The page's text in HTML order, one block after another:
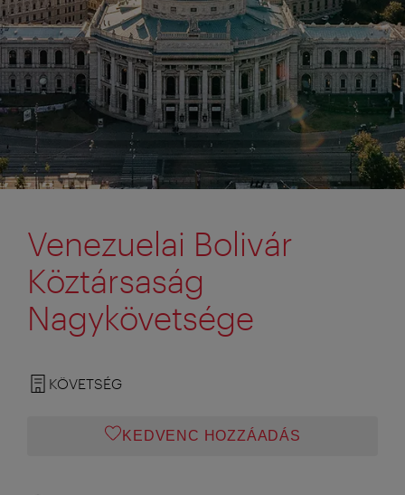
Venezuelai Bolivár
Köztársaság
Nagykövetsége
KÖVETSÉG
KEDVENC HOZZÁADÁS